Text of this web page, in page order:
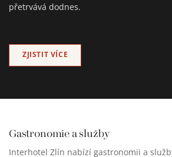
přetrvává dodnes.
ZJISTIT VÍCE
Gastronomie a služby
Interhotel Zlín nabízí gastronomii a